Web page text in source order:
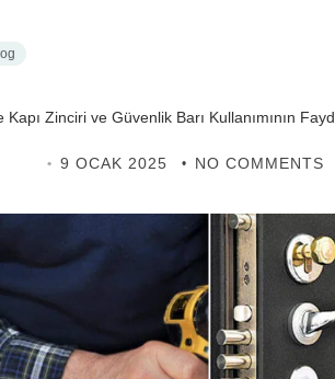
Zinciri ve Güvenlik Barı Kullanımının
9 OCAK 2025 NO COMMENTS